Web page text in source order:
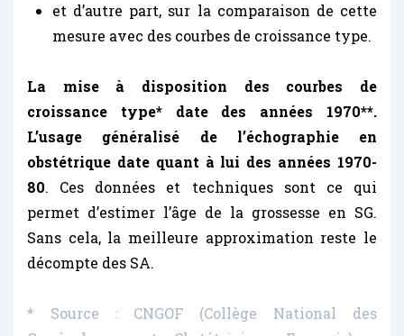
et d’autre part, sur la comparaison de cette
mesure avec des courbes de croissance type.
La mise à disposition des courbes de
croissance type* date des années 1970**.
L’usage généralisé de l’échographie en
obstétrique date quant à lui des années 1970-
80. Ces données et techniques sont ce qui
permet d’estimer l’âge de la grossesse en SG.
Sans cela, la meilleure approximation reste le
décompte des SA.
* Source : CNGOF (Collège National des